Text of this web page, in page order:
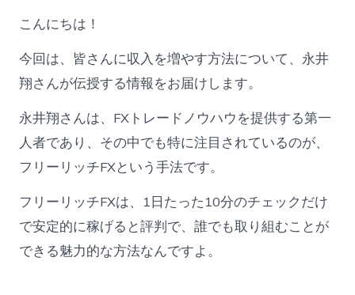
リ
ッ
チ
で
収
入
を
増
や
す
方
法
と
こんにちは！
今回は、皆さんに収入を増やす方法について、永井
翔さんが伝授する情報をお届けします。
永井翔さんは、FXトレードノウハウを提供する第一
人者であり、その中でも特に注目されているのが、
フリーリッチFXという手法です。
フリーリッチFXは、1日たった10分のチェックだけ
で安定的に稼げると評判で、誰でも取り組むことが
できる魅力的な方法なんですよ。